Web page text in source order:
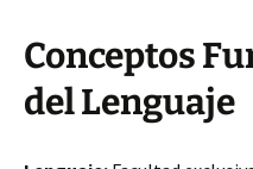
Conceptos
del Lenguaje